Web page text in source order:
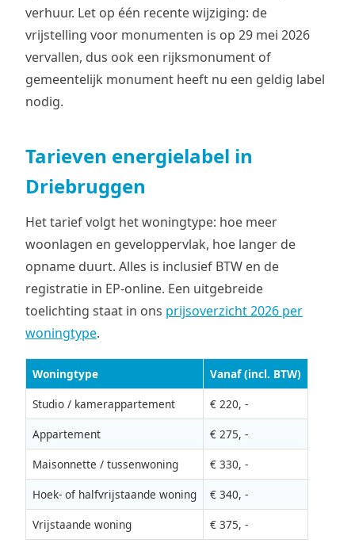
verhuur. Let op één recente wijziging: de
vrijstelling voor monumenten is op 29 mei 2026
vervallen, dus ook een rijksmonument of
gemeentelijk monument heeft nu een geldig label
nodig.
Tarieven energielabel in
Driebruggen
Het tarief volgt het woningtype: hoe meer
woonlagen en geveloppervlak, hoe langer de
opname duurt. Alles is inclusief BTW en de
registratie in EP-online. Een uitgebreide
toelichting staat in ons prijsoverzicht 2026 per
woningtype.
Woningtype
Vanaf (incl. BTW)
Studio / kamerappartement
€ 220, -
Appartement
€ 275, -
Maisonnette / tussenwoning
€ 330, -
Hoek- of halfvrijstaande woning
€ 340, -
Vrijstaande woning
€ 375, -